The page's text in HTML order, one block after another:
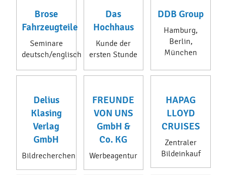
Brose
Fahrzeugteile
Seminare
deutsch/englisch
Das
Hochhaus
Kunde der
ersten Stunde
DDB Group
Hamburg,
Berlin,
München
Delius
Klasing
Verlag
GmbH
Bildrecherchen
FREUNDE
VON UNS
GmbH &
Co. KG
Werbeagentur
HAPAG
LLOYD
CRUISES
Zentraler
Bildeinkauf